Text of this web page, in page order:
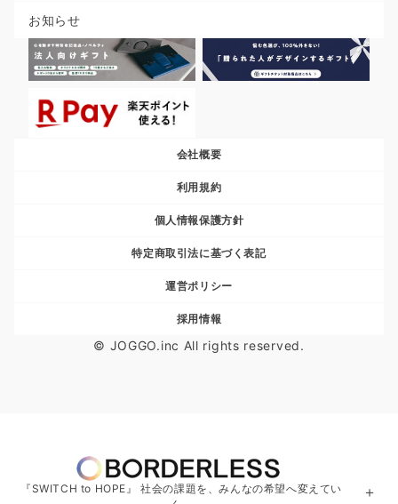
お知らせ
会社概要
利用規約
個人情報保護方針
特定商取引法に基づく表記
運営ポリシー
採用情報
© JOGGO.inc All rights reserved.
『SWITCH to HOPE』 社会の課題を、みんなの希望へ変えてい
＋